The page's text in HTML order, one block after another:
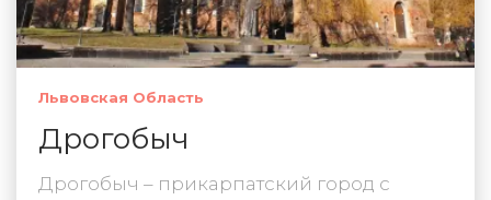
Львовская Область
Дрогобыч
Дрогобыч – прикарпатский город с